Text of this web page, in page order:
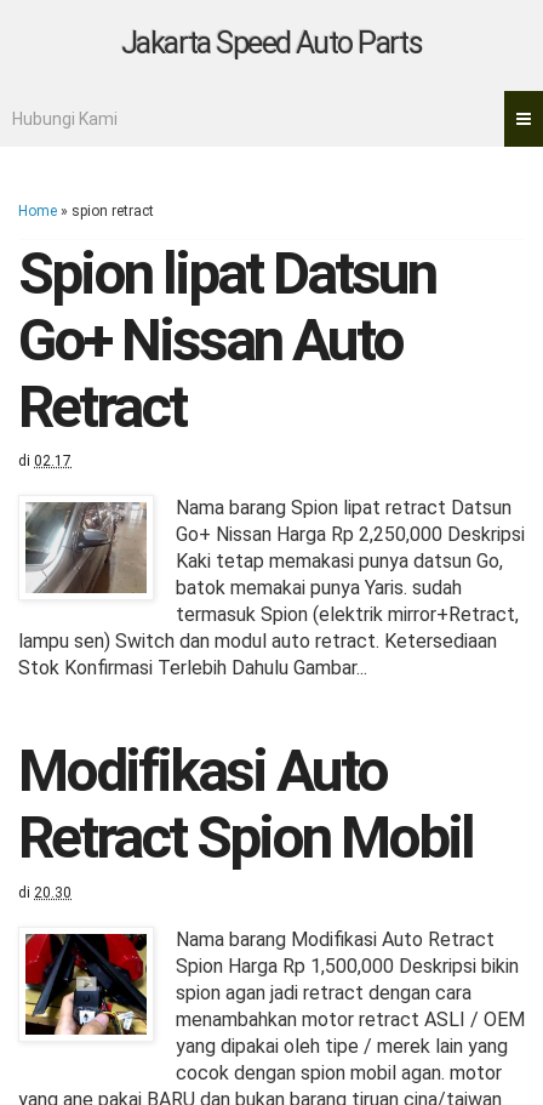
Jakarta Speed Auto Parts
Hubungi Kami
Home » spion retract
Spion lipat Datsun
Go+ Nissan Auto
Retract
di 02.17
Nama barang Spion lipat retract Datsun
Go+ Nissan Harga Rp 2,250,000 Deskripsi
Kaki tetap memakasi punya datsun Go,
batok memakai punya Yaris. sudah
termasuk Spion (elektrik mirror+Retract,
lampu sen) Switch dan modul auto retract. Ketersediaan
Stok Konfirmasi Terlebih Dahulu Gambar...
Modifikasi Auto
Retract Spion Mobil
di 20.30
Nama barang Modifikasi Auto Retract
Spion Harga Rp 1,500,000 Deskripsi bikin
spion agan jadi retract dengan cara
menambahkan motor retract ASLI / OEM
yang dipakai oleh tipe / merek lain yang
cocok dengan spion mobil agan. motor
yang ane pakai BARU dan bukan barang tiruan cina/taiwan